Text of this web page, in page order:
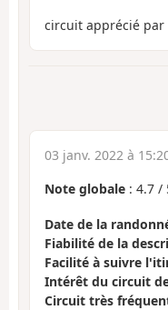
circuit apprécié
03 janv. 2022 à
Note globale : 4.7 /
Date de la
Fiabilité de la
Facilité à suivre
Intérêt du circuit
Circuit très